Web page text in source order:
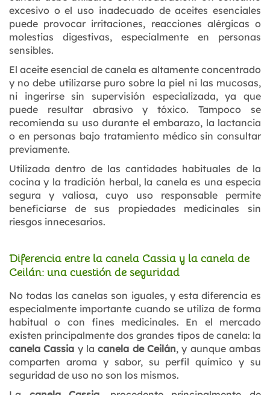
excesivo o el uso inadecuado de aceites esenciales
puede provocar irritaciones, reacciones alérgicas o
molestias digestivas, especialmente en personas
sensibles.
El aceite esencial de canela es altamente concentrado
y no debe utilizarse puro sobre la piel ni las mucosas,
ni ingerirse sin supervisión especializada, ya que
puede resultar abrasivo y tóxico. Tampoco se
recomienda su uso durante el embarazo, la lactancia
o en personas bajo tratamiento médico sin consultar
previamente.
Utilizada dentro de las cantidades habituales de la
cocina y la tradición herbal, la canela es una especia
segura y valiosa, cuyo uso responsable permite
beneficiarse de sus propiedades medicinales sin
riesgos innecesarios.
Diferencia entre la canela Cassia y la canela de
Ceilán: una cuestión de seguridad
No todas las canelas son iguales, y esta diferencia es
especialmente importante cuando se utiliza de forma
habitual o con fines medicinales. En el mercado
existen principalmente dos grandes tipos de canela: la
canela Cassia y lacanela de Ceilán, y aunque ambas
comparten aroma y sabor, su perfil químico y su
seguridad de uso no son los mismos.